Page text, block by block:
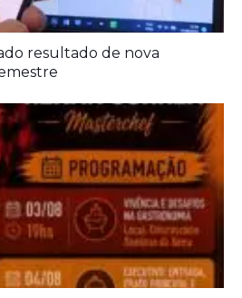
resultado de nova